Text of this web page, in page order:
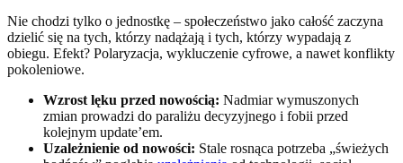
Nie chodzi tylko o jednostkę – społeczeństwo jako całość zaczyna
dzielić się na tych, którzy nadążają i tych, którzy wypadają z
obiegu. Efekt? Polaryzacja, wykluczenie cyfrowe, a nawet konflikty
pokoleniowe.
Wzrost lęku przed nowością: Nadmiar wymuszonych
zmian prowadzi do paraliżu decyzyjnego i fobii przed
kolejnym update’em.
Uzależnienie od nowości: Stale rosnąca potrzeba „świeżych